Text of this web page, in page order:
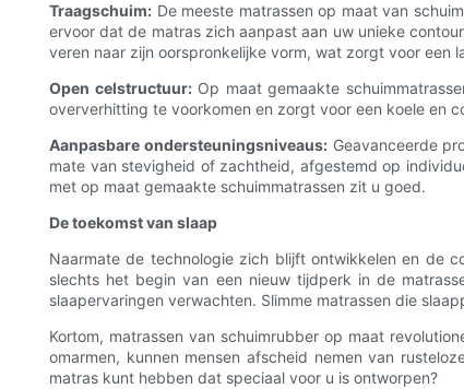
Traagschuim: De meeste matrassen op maat van
ervoor dat de matras zich aanpast aan uw unieke
veren naar zijn oorspronkelijke vorm, wat zorgt voor een
Open celstructuur:Op maat gemaakte
oververhitting te voorkomen en zorgt voor een koele en
Aanpasbare ondersteuningsniveaus:Geavanceerde
mate van stevigheid of zachtheid, afgestemd op
met op maat gemaakte schuimmatrassen zit u goed.
De toekomst van slaap
Naarmate de technologie zich blijft ontwikkelen en de
slechts het begin van een nieuw tijdperk in de
slaapervaringen verwachten. Slimme matrassen die
Kortom, matrassen van schuimrubber op maat
omarmen, kunnen mensen afscheid nemen van
matras kunt hebben dat speciaal voor u is ontworpen?